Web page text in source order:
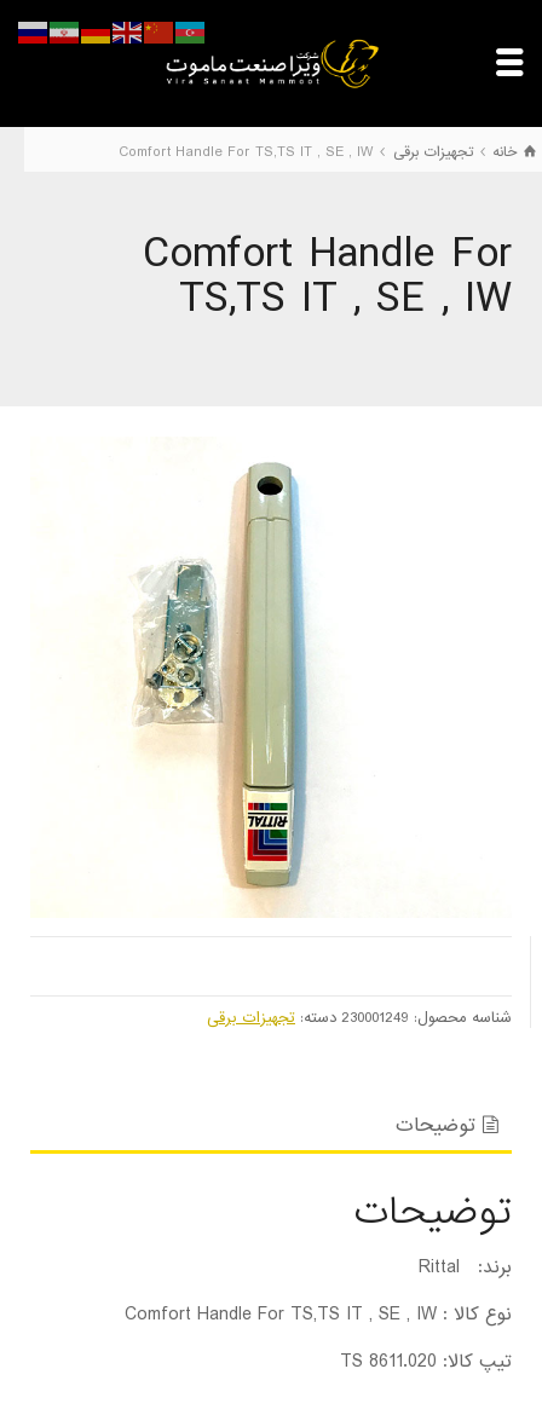
خانه تجهیزات برقی Comfort Handle For TS,TS IT , SE , IW
Comfort Handle For
TS,TS IT , SE , IW
شناسه محصول: 230001249 دسته: تجهیزات برقی
توضیحات
توضیحات
برند: Rittal
نوع کالا : Comfort Handle For TS,TS IT , SE , IW
تیپ کالا: TS 8611.020